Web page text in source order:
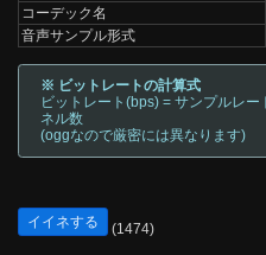
コーデック名
音声サンプル形式
※ ビットレートの計算式
ビットレート(bps) = サンプルレ
ネル数
(oggなので厳密には異なります)
イイネする (1474)